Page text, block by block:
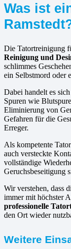
Was ist
Die Tatortreinigung
Reinigung und
schlimmes
ein Selbstmord oder
Dabei handelt es
Spuren wie
Eliminierung von
Gefahren für die
Erreger.
Als kompetente
auch versteckte
vollständige
Geruchsbeseitigung
Wir verstehen, dass
immer mit höchster
professionelle
den Ort wieder
Weitere